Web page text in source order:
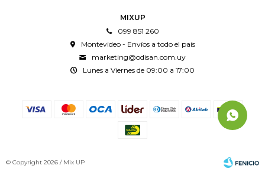
MIXUP
099 851 260
Montevideo - Envíos a todo el país
marketing@odisan.com.uy
Lunes a Viernes de 09:00 a 17:00
© Copyright 2026 / Mix UP